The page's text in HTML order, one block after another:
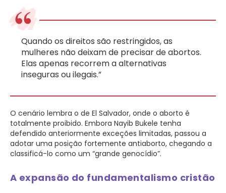
Quando os direitos são restringidos, as
mulheres não deixam de precisar de abortos.
Elas apenas recorrem a alternativas
inseguras ou ilegais.”
O cenário lembra o de El Salvador, onde o aborto é
totalmente proibido. Embora Nayib Bukele tenha
defendido anteriormente exceções limitadas, passou a
adotar uma posição fortemente antiaborto, chegando a
classificá-lo como um “grande genocídio”.
A expansão do fundamentalismo cristão